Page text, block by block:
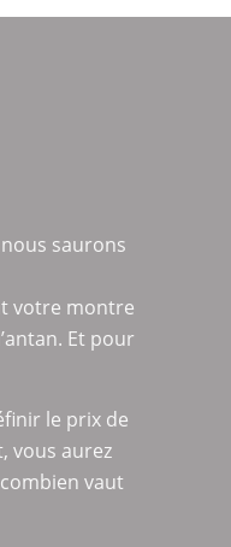
saurons
votre montre
Et pour
le prix de
vous aurez
vaut